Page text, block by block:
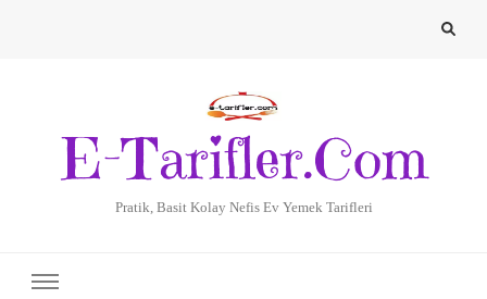
E-Tarifler.Com
Pratik, Basit Kolay Nefis Ev Yemek Tarifleri